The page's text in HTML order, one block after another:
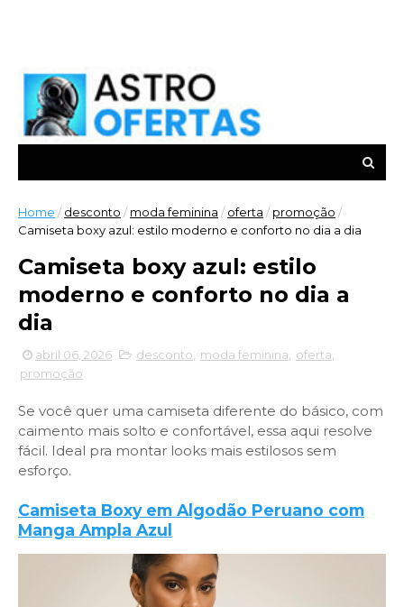
Home / desconto / moda feminina / oferta / promoção /
Camiseta boxy azul: estilo moderno e conforto no dia a dia
Camiseta boxy azul: estilo
moderno e conforto no dia a
dia
abril 06, 2026 desconto moda feminina oferta
promoção
Se você quer uma camiseta diferente do básico, com
caimento mais solto e confortável, essa aqui resolve
fácil. Ideal pra montar looks mais estilosos sem
esforço.
Camiseta Boxy em Algodão Peruano com
Manga Ampla Azul